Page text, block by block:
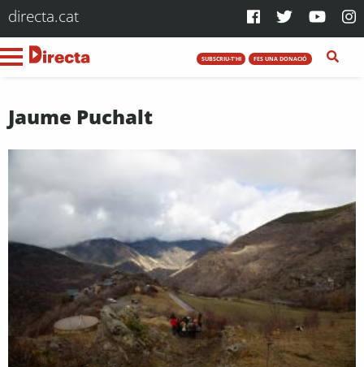
directa.cat
SUBSCRIU-T'HI FES UNA DONACIÓ
Jaume Puchalt